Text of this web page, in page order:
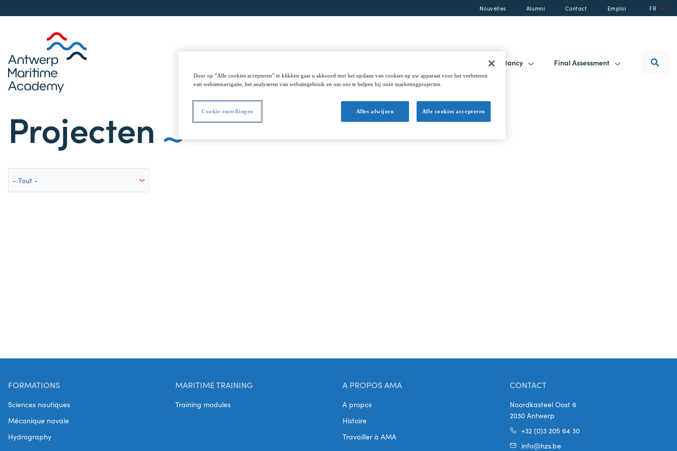
Nouvelles Alumni Contact Emploi FR
Training & Consultancy Final Assessment
Projecten
FORMATIONS
Sciences nautiques
Mécanique navale
Hydrography
MARITIME TRAINING
Training modules
A PROPOS AMA
A propos
Histoire
Travailler à AMA
CONTACT
Noordkasteel Oost 6
2030 Antwerp
+32 (0)3 205 64 30
info@hzs.be
Door op “Alle cookies accepteren” te klikken gaat u akkoord met het opslaan van cookies op uw apparaat voor het verbeteren
van websitenavigatie, het analyseren van websitegebruik en om ons te helpen bij onze marketingprojecten.
Alles afwijzen Alle cookies accepteren
Cookie-instellingen